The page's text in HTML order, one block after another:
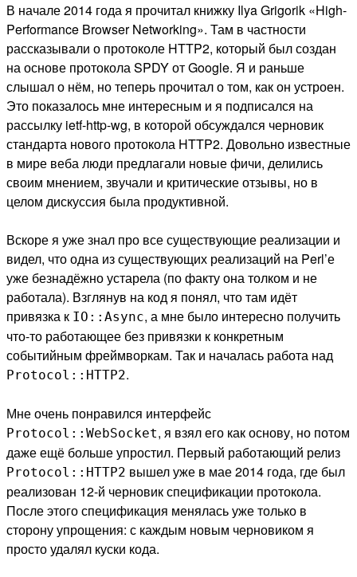
В начале 2014 года я прочитал книжку Ilya Grigorik «High-
Performance Browser Networking». Там в частности
рассказывали о протоколе HTTP2, который был создан
на основе протокола SPDY от Google. Я и раньше
слышал о нём, но теперь прочитал о том, как он устроен.
Это показалось мне интересным и я подписался на
рассылку ietf-http-wg, в которой обсуждался черновик
стандарта нового протокола HTTP2. Довольно известные
в мире веба люди предлагали новые фичи, делились
своим мнением, звучали и критические отзывы, но в
целом дискуссия была продуктивной.
Вскоре я уже знал про все существующие реализации и
видел, что одна из существующих реализаций на Perl’е
уже безнадёжно устарела (по факту она толком и не
работала). Взглянув на код я понял, что там идёт
привязка к IO::Async, а мне было интересно получить
что-то работающее без привязки к конкретным
событийным фреймворкам. Так и началась работа над
Protocol::HTTP2.
Мне очень понравился интерфейс
Protocol::WebSocket, я взял его как основу, но потом
даже ещё больше упростил. Первый работающий релиз
Protocol::HTTP2 вышел уже в мае 2014 года, где был
реализован 12-й черновик спецификации протокола.
После этого спецификация менялась уже только в
сторону упрощения: с каждым новым черновиком я
просто удалял куски кода.